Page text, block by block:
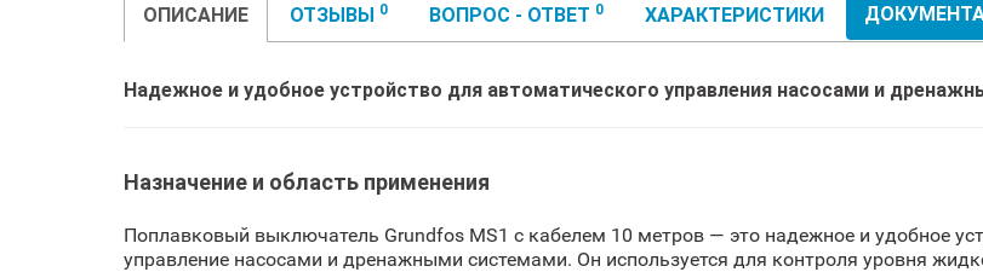
ОПИСАНИЕ ОТЗЫВЫ 0 ВОПРОС - ОТВЕТ 0 ХАРАКТЕРИСТИКИ
Надежное и удобное устройство для автоматического управления насосами и
Назначение и область применения
Поплавковый выключатель Grundfos MS1 с кабелем 10 метров — это надежное и удобное
управление насосами и дренажными системами. Он используется для контроля уровня